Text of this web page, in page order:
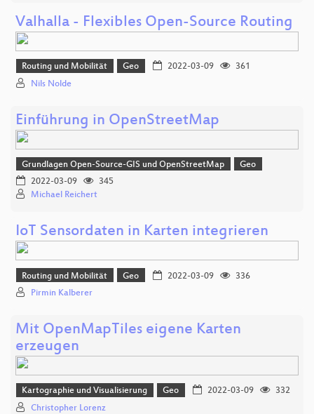
Valhalla - Flexibles Open-Source Routing
Routing und Mobilität Geo 2022-03-09
361
Nils Nolde
Einführung in OpenStreetMap
Grundlagen Open-Source-GIS und OpenStreetMap
Geo
2022-03-09
345
Michael Reichert
IoT Sensordaten in Karten integrieren
Routing und Mobilität Geo 2022-03-09
336
Pirmin Kalberer
Mit OpenMapTiles eigene Karten
erzeugen
Kartographie und Visualisierung Geo 2022-03-09
332
Christopher Lorenz